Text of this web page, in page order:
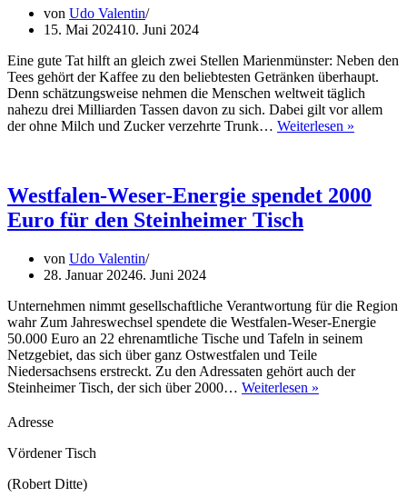
von Udo Valentin
15. Mai 202410. Juni 2024
Eine gute Tat hilft an gleich zwei Stellen Marienmünster: Neben den
Tees gehört der Kaffee zu den beliebtesten Getränken überhaupt.
Denn schätzungsweise nehmen die Menschen weltweit täglich
nahezu drei Milliarden Tassen davon zu sich. Dabei gilt vor allem
der ohne Milch und Zucker verzehrte Trunk… Weiterlesen »
den
Vördener
Westfalen-Weser-Energie spendet 2000
Euro für den Steinheimer Tisch
von Udo Valentin
28. Januar 20246. Juni 2024
Unternehmen nimmt gesellschaftliche Verantwortung für die Region
wahr Zum Jahreswechsel spendete die Westfalen-Weser-Energie
50.000 Euro an 22 ehrenamtliche Tische und Tafeln in seinem
Netzgebiet, das sich über ganz Ostwestfalen und Teile
Niedersachsens erstreckt. Zu den Adressaten gehört auch der
Steinheimer Tisch, der sich über 2000… Weiterlesen »
Adresse
Vördener Tisch
(Robert Ditte)